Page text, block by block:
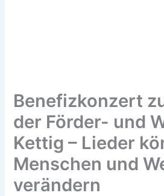
Benefizkonzert
der Förder- und
Kettig – Lieder
Menschen und
verändern